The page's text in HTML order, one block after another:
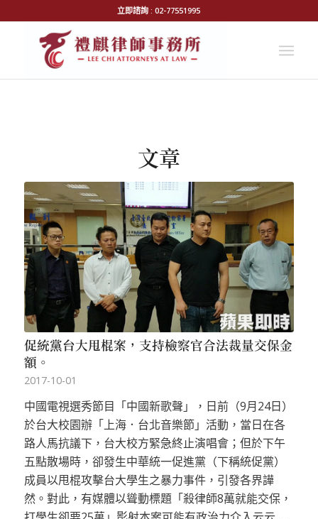
立即諮詢 : 02-77551995
文章
促統黨台大甩棍案，支持檢察官合法裁量交保金
額。
2017-10-01
中國電視選秀節目「中國新歌聲」，日前（9月24日）
於台大校園辦「上海．台北音樂節」活動，當日在各
路人馬抗議下，台大校方緊急終止演唱會；但於下午
五點散場時，卻發生中華統一促進黨（下稱統促黨）
成員以甩棍攻擊台大學生之暴力事件，引發各界譁
然。對此，有媒體以聳動標題「殺律師8萬就能交保，